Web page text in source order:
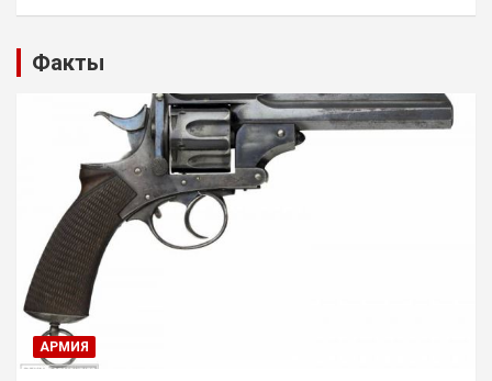
Факты
АРМИЯ